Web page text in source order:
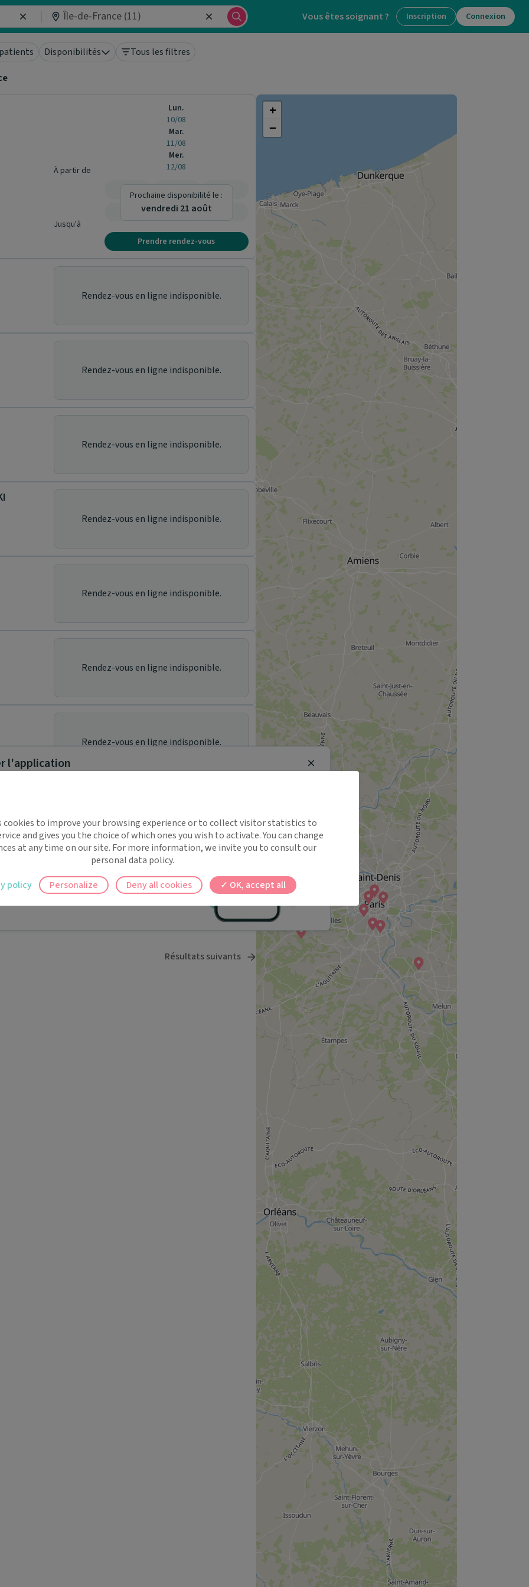
Vous êtes soignant ? Inscription Connexion
Disponibilités
Tous les filtres
À partir de
Jusqu'à
Lun.
10/08
Mar.
11/08
Mer.
12/08
-
Prochaine disponibilité le :
vendredi 21 août
Prendre rendez-vous
Rendez-vous en ligne indisponible.
Rendez-vous en ligne indisponible.
Rendez-vous en ligne indisponible.
Rendez-vous en ligne indisponible.
Rendez-vous en ligne indisponible.
Rendez-vous en ligne indisponible.
Rendez-vous en ligne indisponible.
Rendez-vous en ligne indisponible.
Rendez-vous en ligne indisponible.
Résultats suivants
+
−
l'application
!
rappels automatiques pour ne plus rien
Close
cookies to improve your browsing experience or to collect visitor statistics to
and gives you the choice of which ones you wish to activate. You can change
at any time on our site. For more information, we invite you to consult our
personal data policy.
OK, accept all
Deny all cookies
Personalize
policy